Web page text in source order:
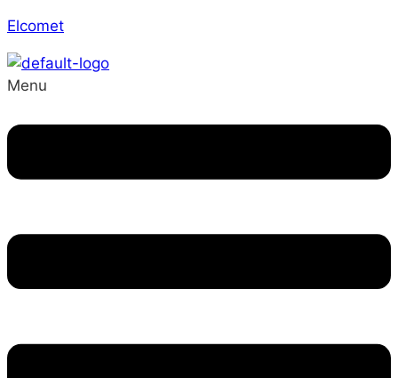
Elcomet
Menu